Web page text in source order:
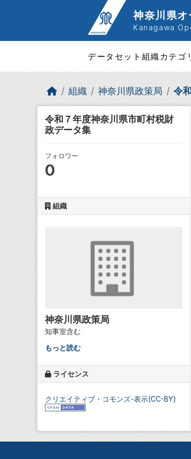
神奈川県オ
Kanagawa
データセット 組織 カテゴ
組織 神奈川県政策局 令
令和７年度神奈川県市町村税財
政データ集
フォロワー
0
組織
神奈川県政策局
知事室含む
もっと読む
ライセンス
クリエイティブ・コモンズ-表示(CC-BY)